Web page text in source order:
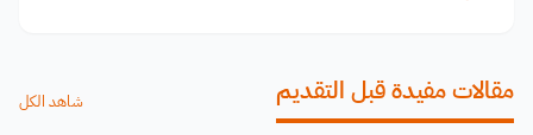
مقالات مفيدة قبل التقديم شاهد الكل